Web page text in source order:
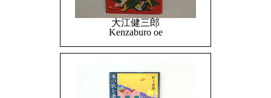
大江健三郎
Kenzaburo oe